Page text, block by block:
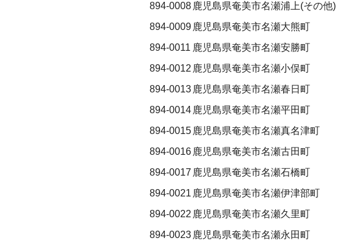
894-0008 鹿児島県奄美市名瀬浦上(その他)
894-0009 鹿児島県奄美市名瀬大熊町
894-0011 鹿児島県奄美市名瀬安勝町
894-0012 鹿児島県奄美市名瀬小俣町
894-0013 鹿児島県奄美市名瀬春日町
894-0014 鹿児島県奄美市名瀬平田町
894-0015 鹿児島県奄美市名瀬真名津町
894-0016 鹿児島県奄美市名瀬古田町
894-0017 鹿児島県奄美市名瀬石橋町
894-0021 鹿児島県奄美市名瀬伊津部町
894-0022 鹿児島県奄美市名瀬久里町
894-0023 鹿児島県奄美市名瀬永田町